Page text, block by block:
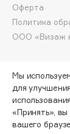
Dr. Vranjes
Dr.Althea
Dr.Ceuracle
DSD de Luxe
Dyson
ООО «Визаж
Оферта
Политика
Мы
для
«Принять»,
вашего